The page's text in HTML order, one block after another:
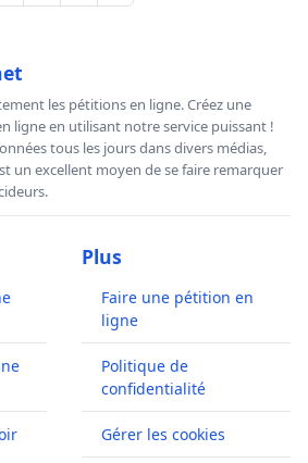
les pétitions en ligne. Créez une
ligne en utilisant notre service puissant !
tous les jours dans divers médias,
un excellent moyen de se faire remarquer
Plus
Faire une pétition en
ligne
Politique de
confidentialité
Gérer les cookies